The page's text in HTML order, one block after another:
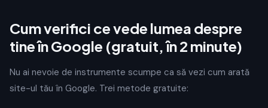
Cum verifici ce vede lumea despre
tine în Google (gratuit, în 2 minute)
Nu ai nevoie de instrumente scumpe ca să vezi cum arată
site-ul tău în Google. Trei metode gratuite: